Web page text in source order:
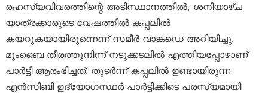
രഹസ്യവിവരത്തിന്റെ അടിസ്ഥാനത്തിൽ, ശനിയാഴ്ച
യാത്രക്കാരുടെ വേഷത്തിൽ കപ്പലിൽ
കയറുകയായിരുന്നെന്ന് സമീർ വാങ്കഡെ അറിയിച്ചു.
മുംബൈ തീരത്തുനിന്ന് നടുക്കടലിൽ എത്തിയപ്പോഴാണ്
പാർട്ടി ആരംഭിച്ചത്. തുടർന്ന് കപ്പലിൽ ഉണ്ടായിരുന്ന
എൻസിബി ഉദ്യോഗസ്ഥർ പാർട്ടിക്കിടെ പരസ്യമായി